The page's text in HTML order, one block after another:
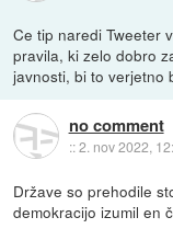
Ce tip naredi Tweeter
pravila, ki zelo dobro
javnosti, bi to verjetno
no comment
::2. nov 2022,
Države so prehodile
demokracijo izumil en